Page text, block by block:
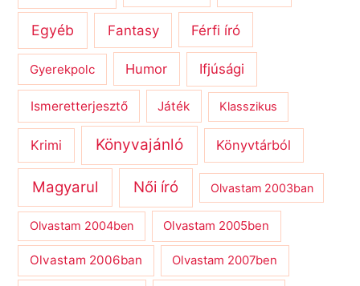
Egyéb Fantasy Férfi író
Gyerekpolc Humor Ifjúsági
Ismeretterjesztő Játék Klasszikus
Krimi Könyvajánló Könyvtárból
Magyarul Női író Olvastam 2003ban
Olvastam 2004ben Olvastam 2005ben
Olvastam 2006ban Olvastam 2007ben